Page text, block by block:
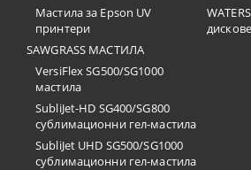
Мастила за Epson UV
принтери
SAWGRASS МАСТИЛА
VersiFlex SG500/SG1000
мастила
SubliJet-HD SG400/SG800
сублимационни гел-мастила
SubliJet UHD SG500/SG1000
сублимационни гел-мастила